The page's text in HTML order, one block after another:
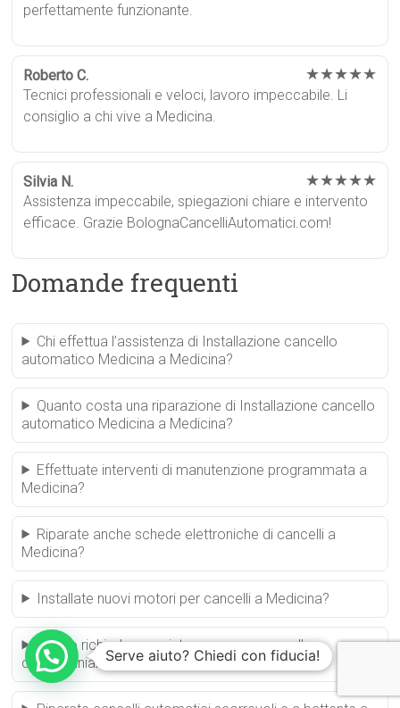
perfettamente funzionante.
Roberto C. ★★★★★
Tecnici professionali e veloci, lavoro impeccabile. Li
consiglio a chi vive a Medicina.
Silvia N. ★★★★★
Assistenza impeccabile, spiegazioni chiare e intervento
efficace. Grazie BolognaCancelliAutomatici.com!
Domande frequenti
Chi effettua l’assistenza di Installazione cancello
automatico Medicina a Medicina?
Quanto costa una riparazione di Installazione cancello
automatico Medicina a Medicina?
Effettuate interventi di manutenzione programmata a
Medicina?
Riparate anche schede elettroniche di cancelli a
Medicina?
Installate nuovi motori per cancelli a Medicina?
Posso richiedere assistenza per un cancello
condominiale a Medicina?Serve aiuto? Chiedi con fiducia!